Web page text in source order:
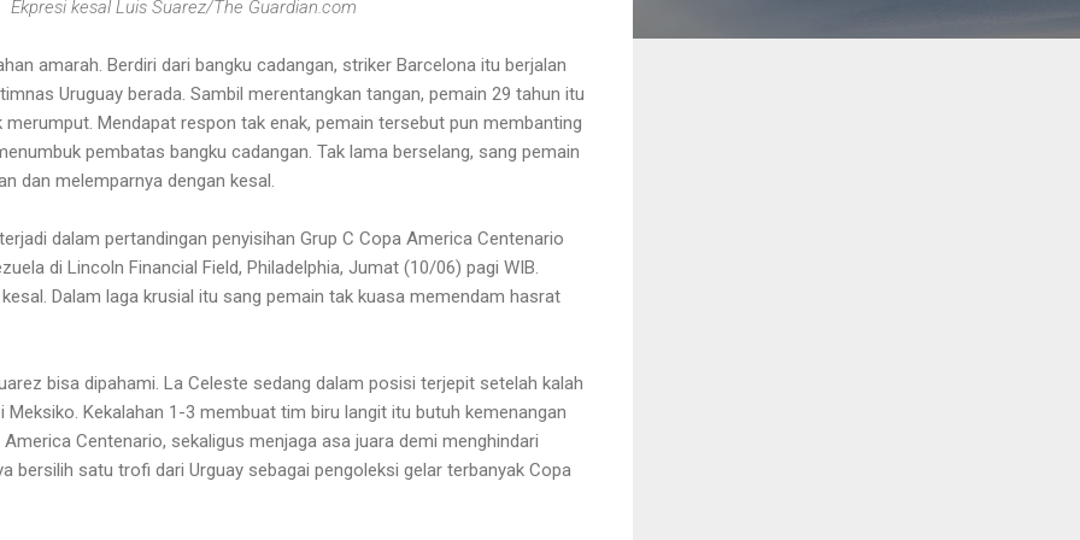
Ekpresi kesal Luis Suarez/The Guardian.com
amarah. Berdiri dari bangku cadangan, striker Barcelona itu berjalan
Uruguay berada. Sambil merentangkan tangan, pemain 29 tahun itu
Mendapat respon tak enak, pemain tersebut pun membanting
pembatas bangku cadangan. Tak lama berselang, sang pemain
dan melemparnya dengan kesal.
dalam pertandingan penyisihan Grup C Copa America Centenario
di Lincoln Financial Field, Philadelphia, Jumat (10/06) pagi WIB.
Dalam laga krusial itu sang pemain tak kuasa memendam hasrat
bisa dipahami. La Celeste sedang dalam posisi terjepit setelah kalah
Meksiko. Kekalahan 1-3 membuat tim biru langit itu butuh kemenangan
Centenario, sekaligus menjaga asa juara demi menghindari
bersilih satu trofi dari Urguay sebagai pengoleksi gelar terbanyak Copa